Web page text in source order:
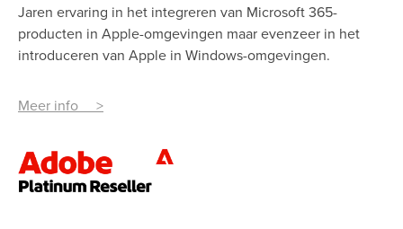
Jaren ervaring in het integreren van Microsoft 365-
producten in Apple-omgevingen maar evenzeer in het
introduceren van Apple in Windows-omgevingen.
Meer info >